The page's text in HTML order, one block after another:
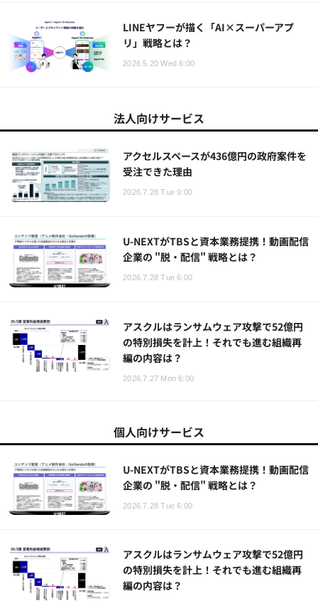
LINEヤフーが描く「AI×スーパーアプ
リ」戦略とは？
2026.5.20 Wed 6:00
法人向けサービス
アクセルスペースが436億円の政府案件を
受注できた理由
2026.7.28 Tue 9:00
U-NEXTがTBSと資本業務提携！動画配信
企業の "脱・配信" 戦略とは？
2026.7.28 Tue 6:00
アスクルはランサムウェア攻撃で52億円
の特別損失を計上！それでも進む組織再
編の内容は？
2026.7.27 Mon 6:00
個人向けサービス
U-NEXTがTBSと資本業務提携！動画配信
企業の "脱・配信" 戦略とは？
2026.7.28 Tue 6:00
アスクルはランサムウェア攻撃で52億円
の特別損失を計上！それでも進む組織再
編の内容は？